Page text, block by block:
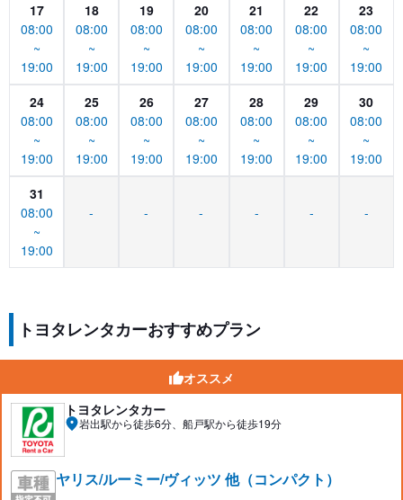
17
08:00
~
19:00
18
08:00
~
19:00
19
08:00
~
19:00
20
08:00
~
19:00
21
08:00
~
19:00
22
08:00
~
19:00
23
08:00
~
19:00
24
08:00
~
19:00
25
08:00
~
19:00
26
08:00
~
19:00
27
08:00
~
19:00
28
08:00
~
19:00
29
08:00
~
19:00
30
08:00
~
19:00
31
08:00
~
19:00
- - - - - -
トヨタレンタカーおすすめプラン
オススメ
トヨタレンタカー
岩出駅から徒歩6分、船戸駅から徒歩19分
ヤリス/ルーミー/ヴィッツ 他（コンパクト）